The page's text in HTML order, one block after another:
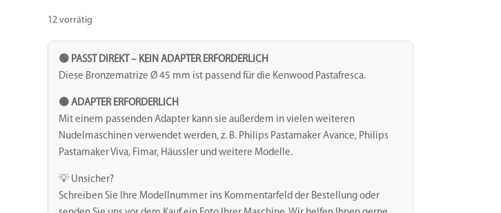
12 vorrätig
Biscotti
Spritzgebäck
mit
Schiebestangen
Menge
🟢 PASST DIREKT – KEIN ADAPTER ERFORDERLICH
Diese Bronzematrize Ø 45 mm ist passend für die Kenwood Pastafresca.
🟡 ADAPTER ERFORDERLICH
Mit einem passenden Adapter kann sie außerdem in vielen weiteren
Nudelmaschinen verwendet werden, z. B. Philips Pastamaker Avance, Philips
Pastamaker Viva, Fimar, Häussler und weitere Modelle.
💡 Unsicher?
Schreiben Sie Ihre Modellnummer ins Kommentarfeld der Bestellung oder